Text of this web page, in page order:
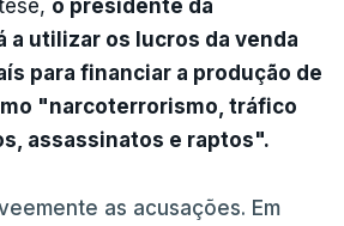
o presidente da
a utilizar os lucros da venda
para financiar a produção de
"narcoterrorismo, tráfico
assassinatos e raptos".
as acusações. Em